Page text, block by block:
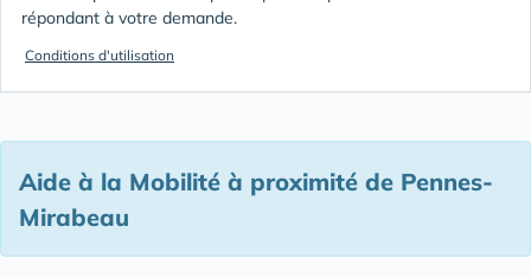
répondant à votre demande.
Conditions d'utilisation
Aide à la Mobilité à proximité de Pennes-
Mirabeau